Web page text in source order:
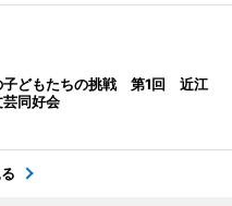
子どもたちの挑戦 第1回 近江
同好会